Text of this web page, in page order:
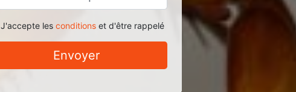
J'accepte les conditionset d'être rappelé
Envoyer